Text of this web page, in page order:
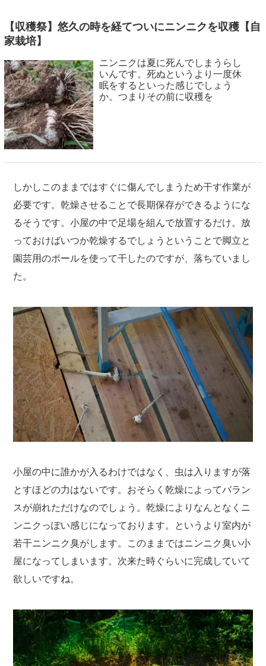
【収穫祭】悠久の時を経てついにニンニクを収穫【自
家栽培】
ニンニクは夏に死んでしまうらし
いんです。死ぬというより一度休
眠をするといった感じでしょう
か。つまりその前に収穫を
しかしこのままではすぐに傷んでしまうため干す作業が
必要です。乾燥させることで長期保存ができるようにな
るそうです。小屋の中で足場を組んで放置するだけ。放
っておけばいつか乾燥するでしょうということで脚立と
園芸用のポールを使って干したのですが、落ちていまし
た。
小屋の中に誰かが入るわけではなく、虫は入りますが落
とすほどの力はないです。おそらく乾燥によってバラン
スが崩れただけなのでしょう。乾燥によりなんとなくニ
ンニクっぽい感じになっております。というより室内が
若干ニンニク臭がします。このままではニンニク臭い小
屋になってしまいます。次来た時ぐらいに完成していて
欲しいですね。